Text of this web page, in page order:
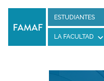
ESTUDIANTES
LA FACULTAD